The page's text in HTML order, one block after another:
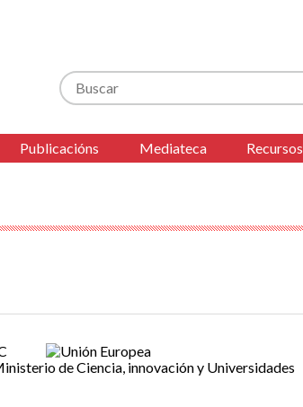
Buscar
Publicacións Mediateca Recursos